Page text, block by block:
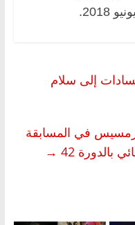
إلى سلام
رمسيس في المسابقة
بالدورة 42
→